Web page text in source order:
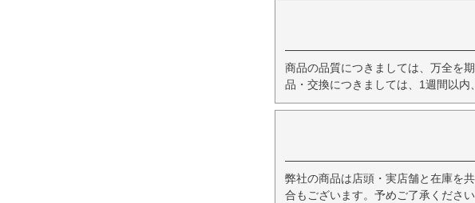
商品の品質につきましては、万全を
品・交換につきましては、1週間以内
弊社の商品は店頭・実店舗と在庫を
合もございます。予めご了承ください